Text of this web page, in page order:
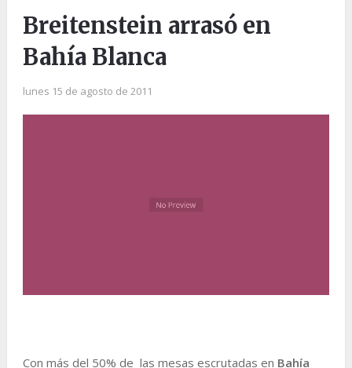
Breitenstein arrasó en
Bahía Blanca
lunes 15 de agosto de 2011
Con más del 50% de las mesas escrutadas en Bahía